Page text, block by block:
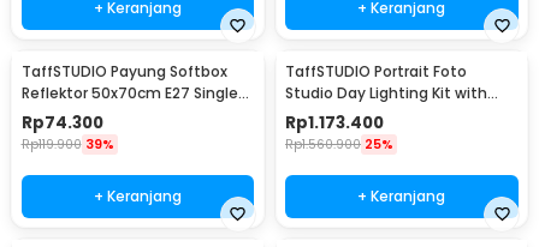
+ Keranjang + Keranjang
TaffSTUDIO Payung Softbox
Reflektor 50x70cm E27 Single
Socket - CL-RT50
Rp74.300
Rp119.900 39%
+ Keranjang
TaffSTUDIO Portrait Foto
Studio Day Lighting Kit with
Backdrop - LD-TZ25
Rp1.173.400
Rp1.560.900 25%
+ Keranjang